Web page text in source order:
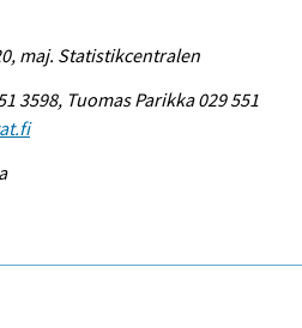
maj. Statistikcentralen
3598, Tuomas Parikka 029 551